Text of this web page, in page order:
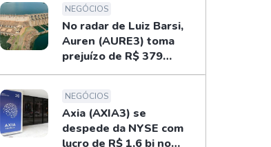
NEGÓCIOS
No radar de Luiz Barsi,
Auren (AURE3) toma
prejuízo de R$ 379
milhões no 2T26
NEGÓCIOS
Axia (AXIA3) se
despede da NYSE com
lucro de R$ 1,6 bi no